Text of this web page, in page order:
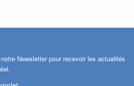
Newsletter pour recevoir les actualités